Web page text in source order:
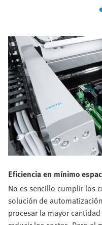
Eficiencia en mínimo
No es sencillo cumplir los
solución de
procesar la mayor